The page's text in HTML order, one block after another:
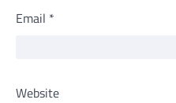
Email *
Website